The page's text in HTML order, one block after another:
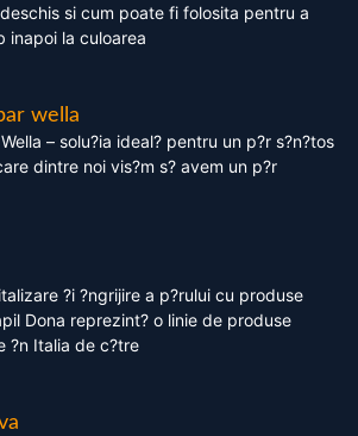
si cum poate fi folosita pentru a
inapoi la culoarea
wella
– solu?ia ideal? pentru un p?r s?n?tos
dintre noi vis?m s? avem un p?r
?i ?ngrijire a p?rului cu produse
Dona reprezint? o linie de produse
?n Italia de c?tre